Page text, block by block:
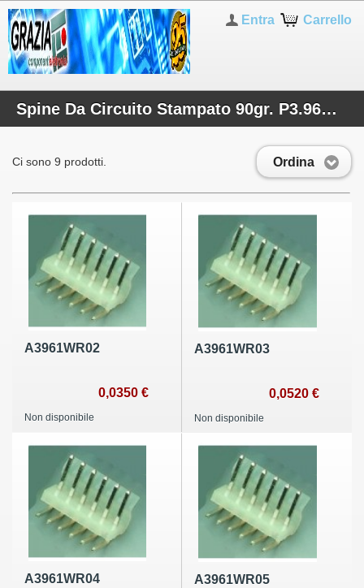
Carrello
Entra
Spine Da Circuito Stampato 90gr. P3.96mm
Ordina
Ci sono 9 prodotti.
A3961WR02
0,0350 €
Non disponibile
A3961WR03
0,0520 €
Non disponibile
A3961WR04 A3961WR05